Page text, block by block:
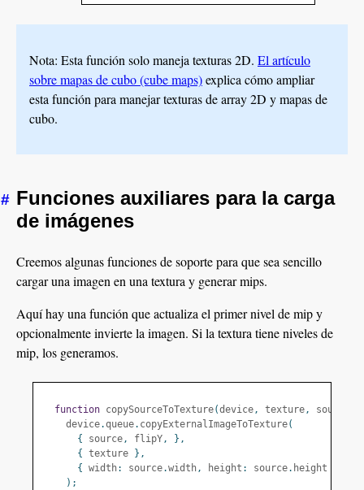
Nota: Esta función solo maneja texturas 2D. El artículo
sobre mapas de cubo (cube maps)explica cómo ampliar
esta función para manejar texturas de array 2D y mapas de
cubo.
# Funciones auxiliares para la carga
de imágenes
Creemos algunas funciones de soporte para que sea sencillo
cargar una imagen en una textura y generar mips.
Aquí hay una función que actualiza el primer nivel de mip y
opcionalmente invierte la imagen. Si la textura tiene niveles de
mip, los generamos.
function copySourceToTexture(device, texture, source
    device
.queue. copyExternalImageToTexture(
{
source, flipY,
},
{
texture
},
{
width: source.width, height : source. height
);